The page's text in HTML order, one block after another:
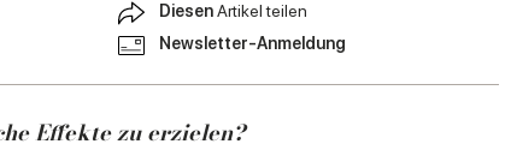
DiesenArtikel teilen
Newsletter-Anmeldung
Effekte zu erzielen?